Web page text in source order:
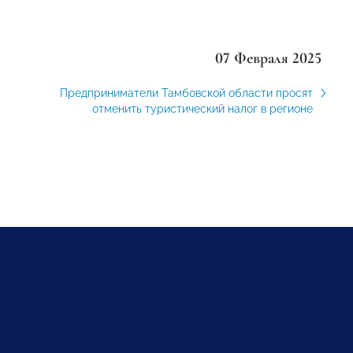
07 Февраля 2025
Предприниматели Тамбовской области просят
отменить туристический налог в регионе